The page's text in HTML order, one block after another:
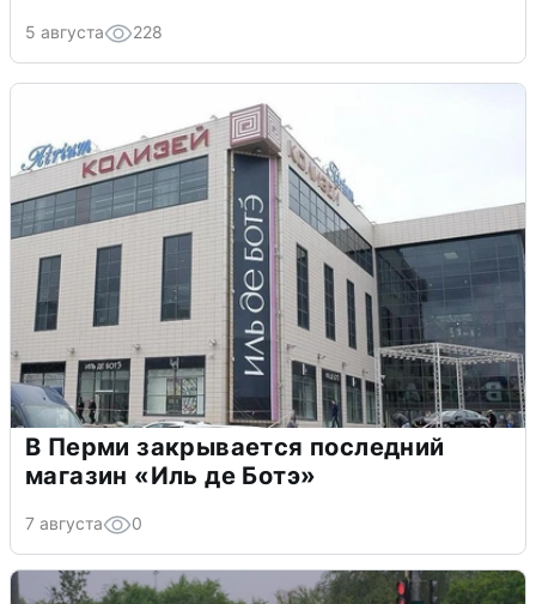
5 августа 228
В Перми закрывается последний
магазин «Иль де Ботэ»
7 августа 0